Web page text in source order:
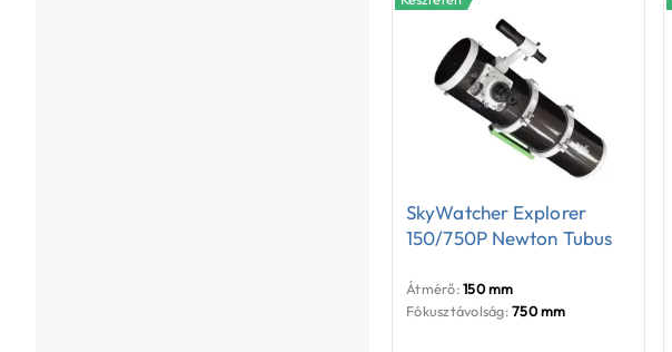
SkyWatcher Explorer
150/750P Newton Tubus
Átmérő: 150 mm
Fókusztávolság: 750 mm